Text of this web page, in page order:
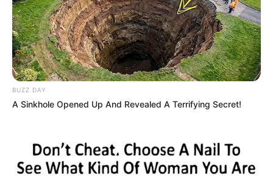
BUZZ DAY
A Sinkhole Opened Up And Revealed A Terrifying Secret!